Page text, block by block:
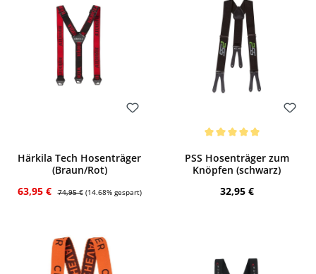
Härkila Tech Hosenträger
(Braun/Rot)
Verkaufspreis:
63,95 € Regulärer Preis:
74,95 € (14.68% gespart)
PSS Hosenträger zum
Knöpfen (schwarz)
Regulärer Preis:
32,95 €